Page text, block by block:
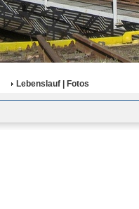
Lebenslauf | Fotos